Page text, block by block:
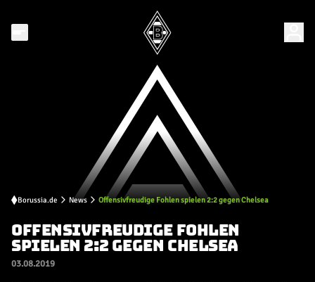
Borussia.de News Offensivfreudige Fohlen spielen 2:2 gegen Chelsea
OFFENSIVFREUDIGE FOHLEN
SPIELEN 2:2 GEGEN CHELSEA
03.08.2019